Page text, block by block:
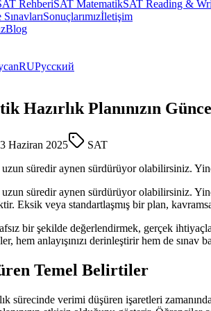
RehberiSAT MatematikSAT Reading &
Sonuçlarımızİletişim
Blog
RUРусский
Hazırlık Planınızın
Haziran 2025
SAT
uzun süredir aynen sürdürüyor olabilirsiniz.
uzun süredir aynen sürdürüyor olabilirsiniz.
Eksik veya standartlaşmış bir plan,
bir şekilde değerlendirmek, gerçek
hem anlayışınızı derinleştirir hem de sınav
Temel Belirtiler
sürecinde verimi düşüren işaretleri